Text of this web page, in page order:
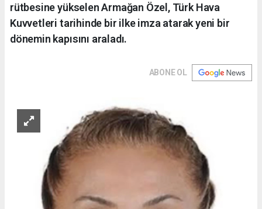
rütbesine yükselen Armağan Özel, Türk Hava
Kuvvetleri tarihinde bir ilke imza atarak yeni bir
dönemin kapısını araladı.
ABONE OL